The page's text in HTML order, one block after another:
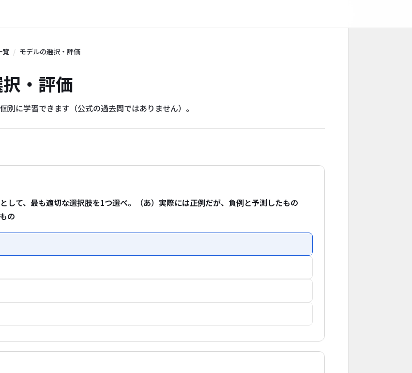
覧 モデルの選択・評価
・評価
別に学習できます（公式の過去問ではありません）。
して、最も適切な選択肢を1つ選べ。（あ）実際には正例だが、負例と予測したもの
の